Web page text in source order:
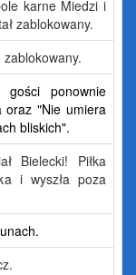
karne Miedzi i
zablokowany.
zablokowany.
ponownie
oraz "Nie umiera
bliskich".
Bielecki! Piłka
i wyszła poza